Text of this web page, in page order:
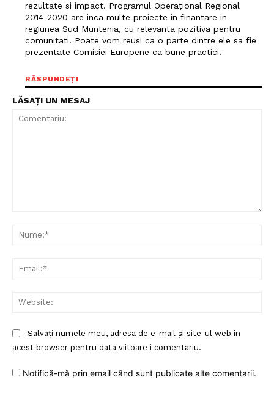
rezultate si impact. Programul Operațional Regional
2014-2020 are inca multe proiecte in finantare in
regiunea Sud Muntenia, cu relevanta pozitiva pentru
comunitati. Poate vom reusi ca o parte dintre ele sa fie
prezentate Comisiei Europene ca bune practici.
RĂSPUNDEȚI
LĂSAȚI UN MESAJ
Salvați numele meu, adresa de e-mail și site-ul web în
acest browser pentru data viitoare i comentariu.
Notifică-mă prin email când sunt publicate alte comentarii.